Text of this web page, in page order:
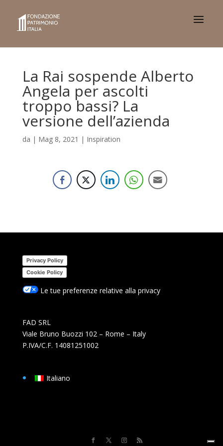
La Rai sospende Alberto
Angela per ascolti
troppo bassi? La
versione dell’azienda
da | Mag 8, 2021 | Inspiration
Privacy Policy
Cookie Policy
Le tue preferenze relative alla privacy
FAD SRL
Viale Bruno Buozzi 102 – Rome – Italy
P.IVA/C.F. 14081251002
Italiano